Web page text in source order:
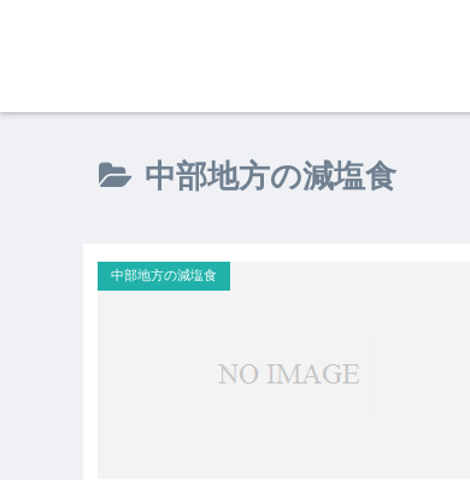
中部地方の減塩食
中部地方の減塩食